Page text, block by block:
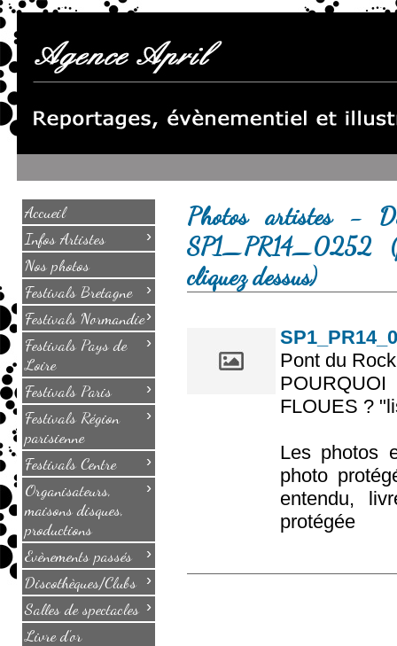
Accueil
Infos Artistes
›
Nos photos
Festivals Bretagne
›
Festivals Normandie›
Festivals Pays de
Loire
›
Festivals Paris ›
Festivals Région
parisienne
›
Festivals Centre ›
Organisateurs,
maisons disques,
productions
›
Evènements passés ›
Discothèques/Clubs ›
Salles de spectacles ›
Livre d'or
Photos artistes -
SP1_PR14_0252
cliquez dessus)
Pont du
FLOUES ?
Les photos
photo
entendu,
protégée